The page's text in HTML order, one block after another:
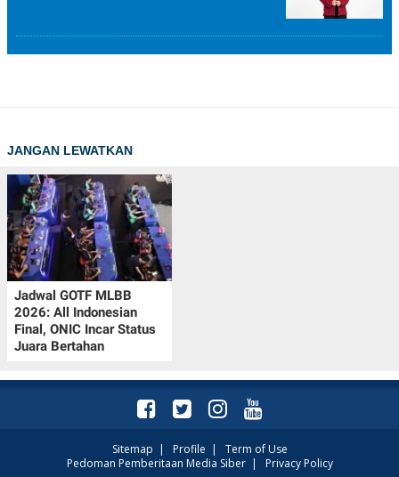
JANGAN LEWATKAN
Jadwal GOTF MLBB
2026: All Indonesian
Final, ONIC Incar Status
Juara Bertahan
Sitemap | Profile | Term of Use
Pedoman Pemberitaan Media Siber| Privacy Policy